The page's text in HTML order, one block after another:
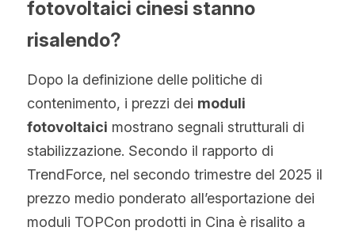
fotovoltaici cinesi stanno
risalendo?
Dopo la definizione delle politiche di
contenimento, i prezzi dei moduli
fotovoltaici mostrano segnali strutturali di
stabilizzazione. Secondo il rapporto di
TrendForce, nel secondo trimestre del 2025 il
prezzo medio ponderato all’esportazione dei
moduli TOPCon prodotti in Cina è risalito a